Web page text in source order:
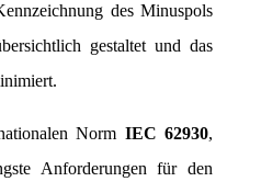
des Minuspols
gestaltet und das
Norm IEC 62930,
Anforderungen für den